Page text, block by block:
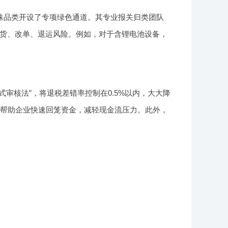
类开设了专项绿色通道。其专业报关归类团队
改单、退运风险。例如，对于含锂电池设备，
核法”，将退税差错率控制在0.5%以内，大大降
助企业快速回笼资金，减轻现金流压力。此外，